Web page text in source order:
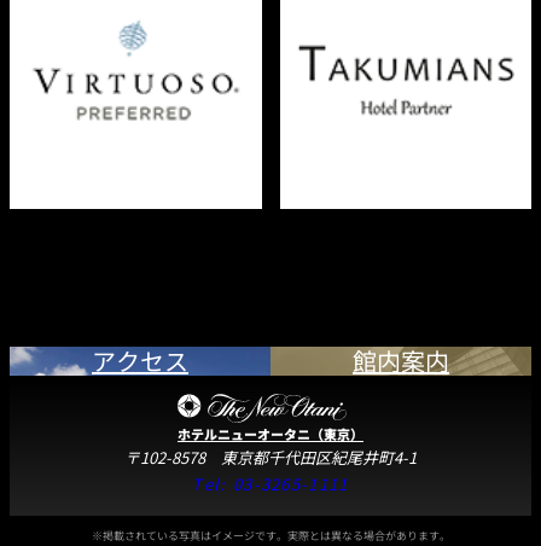
冷蔵庫、ミニバー、湯沸しケトル、ネスプレッソマシン
湯のみ、急須
グラス、コーヒーカップ
ロングタンブラーグラス
シューキーパー
ダイソンヘアドライヤー
衣類スチーマー
パジャマ
京都「一保堂茶舗」の煎茶とほうじ茶／紅茶／梅昆布茶／ドリ
ップコーヒー／砂糖／ミルク／ミネラルウォーター
アクセス 館内案内
ホテルニューオータニ（東京）
〒102-8578 東京都千代田区紀尾井町4-1
Tel: 03-3265-1111
※掲載されている写真はイメージです。実際とは異なる場合があります。